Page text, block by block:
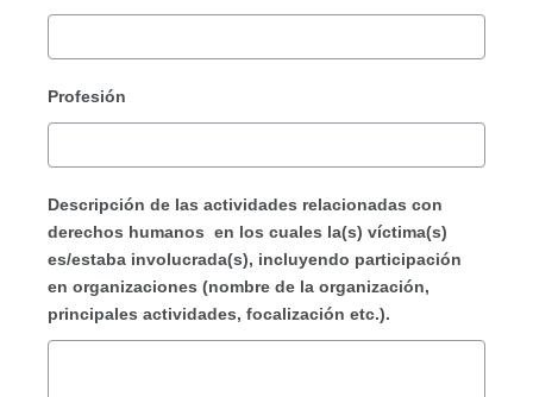
Profesión
Descripción de las actividades relacionadas con
derechos humanos en los cuales la(s) víctima(s)
es/estaba involucrada(s), incluyendo participación
en organizaciones (nombre de la organización,
principales actividades, focalización etc.).